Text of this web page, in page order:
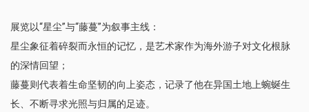
展览以“星尘”与“藤蔓”为叙事主线：
星尘象征着碎裂而永恒的记忆，是艺术家作为海外游子对文化根脉
的深情回望；
藤蔓则代表着生命坚韧的向上姿态，记录了他在异国土地上蜿蜒生
长、不断寻求光照与归属的足迹。